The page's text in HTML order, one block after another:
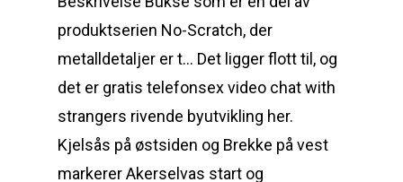
produktserien No-Scratch, der
metalldetaljer er t… Det ligger flott til, og
det er gratis telefonsex video chat with
strangers rivende byutvikling her.
Kjelsås på østsiden og Brekke på vest
markerer Akerselvas start og